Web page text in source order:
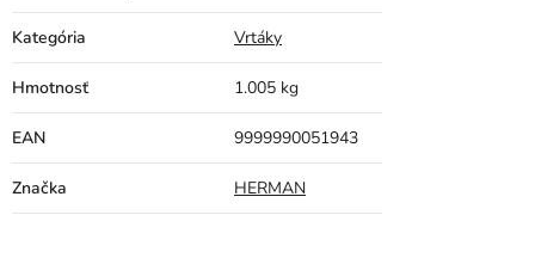
Kategória Vrtáky
Hmotnosť 1.005 kg
EAN 9999990051943
Značka HERMAN